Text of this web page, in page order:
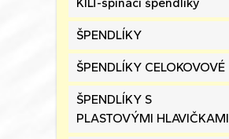
ŠPENDLÍKY
ŠPENDLÍKY CELOKOVOVÉ
ŠPENDLÍKY S
PLASTOVÝMI HLAVIČKAMI